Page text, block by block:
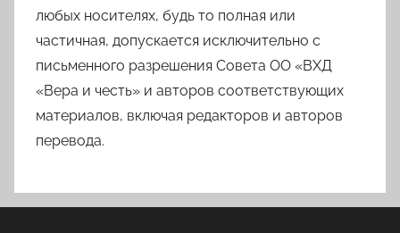
любых носителях, будь то полная или
частичная, допускается исключительно с
письменного разрешения Совета ОО «ВХД
«Вера и честь» и авторов соответствующих
материалов, включая редакторов и авторов
перевода.